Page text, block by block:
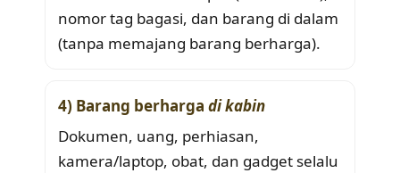
nomor tag bagasi, dan barang di dalam
(tanpa memajang barang berharga).
4) Barang berharga di kabin
Dokumen, uang, perhiasan,
kamera/laptop, obat, dan gadget selalu